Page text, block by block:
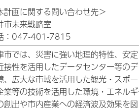
計画に関する問い合わせ先＞
市未来戦略室
：047-401-7815
市では、災害に強い地理的特性、安
接性を活用したデータセンター等の
、広大な市域を活用した観光・スポ
業等の技術を活用した環境・エネル
創出や市内産業への経済波及効果を